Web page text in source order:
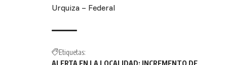
Urquiza – Federal
Etiquetas: